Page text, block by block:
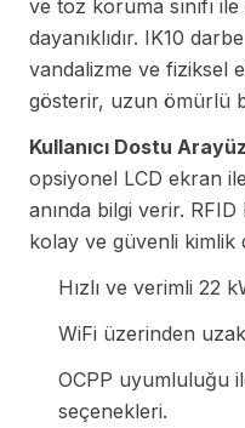
ve toz koruma sınıfı
dayanıklıdır. IK10
vandalizme ve fiziksel
gösterir, uzun ömürlü
Kullanıcı Dostu
opsiyonel LCD ekran
anında bilgi verir.
kolay ve güvenli kimlik
Hızlı ve verimli 22
WiFi üzerinden
OCPP uyumluluğu
seçenekleri.